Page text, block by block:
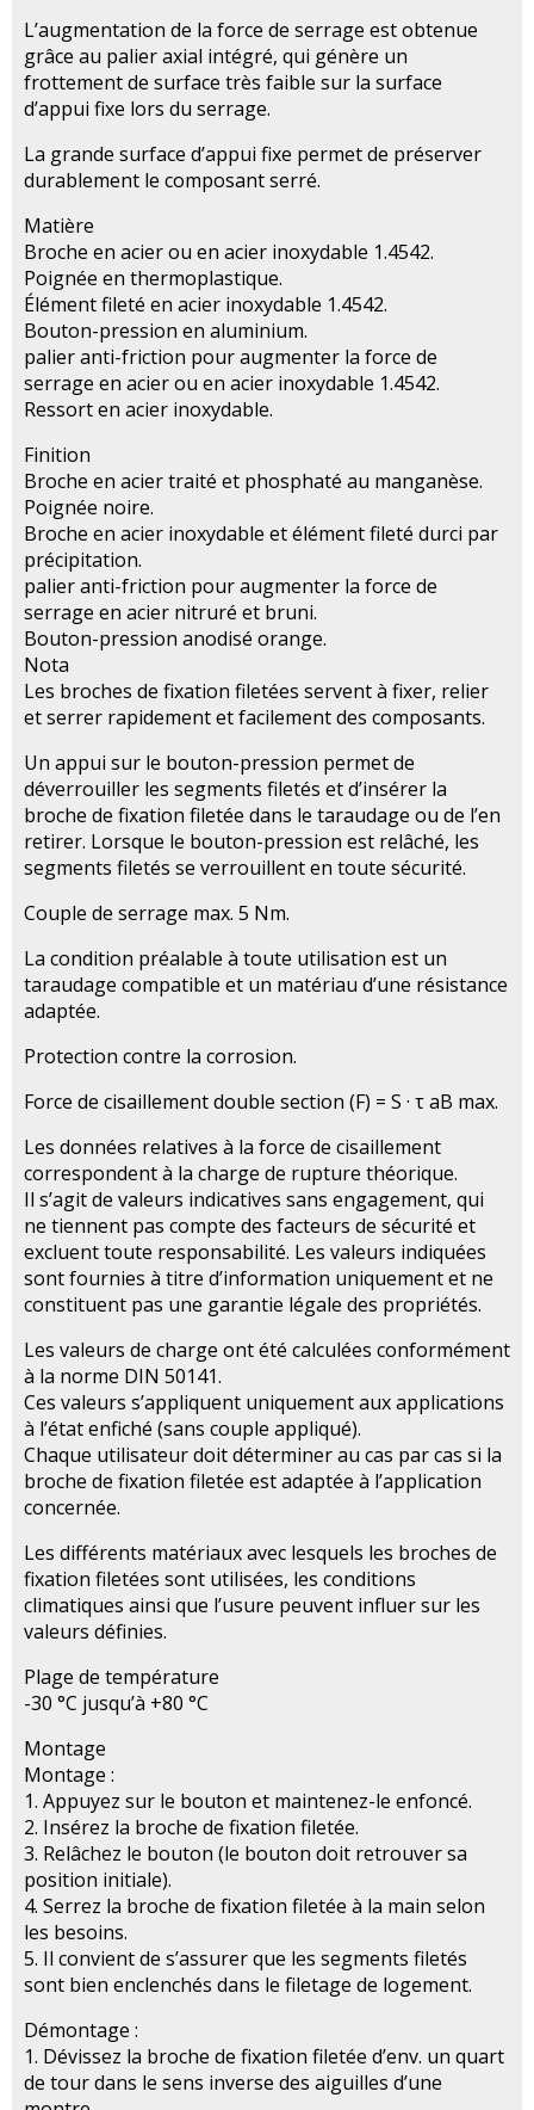
L’augmentation de la force de serrage est obtenue
grâce au palier axial intégré, qui génère un
frottement de surface très faible sur la surface
d’appui fixe lors du serrage.
La grande surface d’appui fixe permet de préserver
durablement le composant serré.
Matière
Broche en acier ou en acier inoxydable 1.4542.
Poignée en thermoplastique.
Élément fileté en acier inoxydable 1.4542.
Bouton-pression en aluminium.
palier anti-friction pour augmenter la force de
serrage en acier ou en acier inoxydable 1.4542.
Ressort en acier inoxydable.
Finition
Broche en acier traité et phosphaté au manganèse.
Poignée noire.
Broche en acier inoxydable et élément fileté durci par
précipitation.
palier anti-friction pour augmenter la force de
serrage en acier nitruré et bruni.
Bouton-pression anodisé orange.
Nota
Les broches de fixation filetées servent à fixer, relier
et serrer rapidement et facilement des composants.
Un appui sur le bouton-pression permet de
déverrouiller les segments filetés et d’insérer la
broche de fixation filetée dans le taraudage ou de l’en
retirer. Lorsque le bouton-pression est relâché, les
segments filetés se verrouillent en toute sécurité.
Couple de serrage max. 5 Nm.
La condition préalable à toute utilisation est un
taraudage compatible et un matériau d’une résistance
adaptée.
Protection contre la corrosion.
Force de cisaillement double section (F) = S · τ aB max.
Les données relatives à la force de cisaillement
correspondent à la charge de rupture théorique.
Il s’agit de valeurs indicatives sans engagement, qui
ne tiennent pas compte des facteurs de sécurité et
excluent toute responsabilité. Les valeurs indiquées
sont fournies à titre d’information uniquement et ne
constituent pas une garantie légale des propriétés.
Les valeurs de charge ont été calculées conformément
à la norme DIN 50141.
Ces valeurs s’appliquent uniquement aux applications
à l’état enfiché (sans couple appliqué).
Chaque utilisateur doit déterminer au cas par cas si la
broche de fixation filetée est adaptée à l’application
concernée.
Les différents matériaux avec lesquels les broches de
fixation filetées sont utilisées, les conditions
climatiques ainsi que l’usure peuvent influer sur les
valeurs définies.
Plage de température
-30 °C jusqu’à +80 °C
Montage
Montage :
1. Appuyez sur le bouton et maintenez-le enfoncé.
2. Insérez la broche de fixation filetée.
3. Relâchez le bouton (le bouton doit retrouver sa
position initiale).
4. Serrez la broche de fixation filetée à la main selon
les besoins.
5. Il convient de s’assurer que les segments filetés
sont bien enclenchés dans le filetage de logement.
Démontage :
1. Dévissez la broche de fixation filetée d’env. un quart
de tour dans le sens inverse des aiguilles d’une